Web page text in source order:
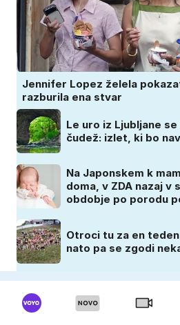
Jennifer Lopez želela
razburila ena stvar
Le uro iz Ljubljane
čudež: izlet, ki bo
Na Japonskem k
doma, v ZDA nazaj v
obdobje po porodu
Otroci tu za en
nato pa se zgodi
ZADOVOLJNA